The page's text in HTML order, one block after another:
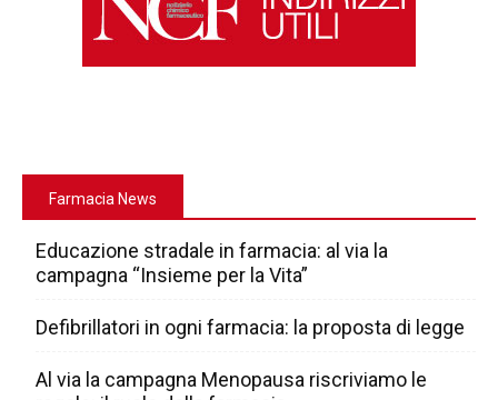
Farmacia News
Educazione stradale in farmacia: al via la
campagna “Insieme per la Vita”
Defibrillatori in ogni farmacia: la proposta di legge
Al via la campagna Menopausa riscriviamo le